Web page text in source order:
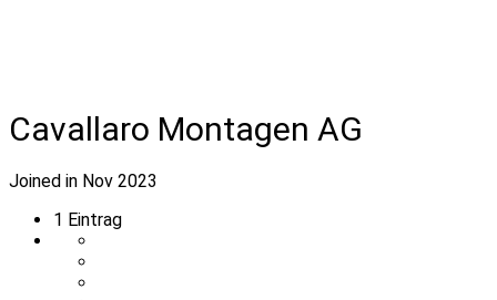
Cavallaro Montagen AG
Joined in Nov 2023
1 Eintrag